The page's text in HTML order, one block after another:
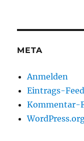
META
Anmelden
Eintrags-Feed
Kommentar-